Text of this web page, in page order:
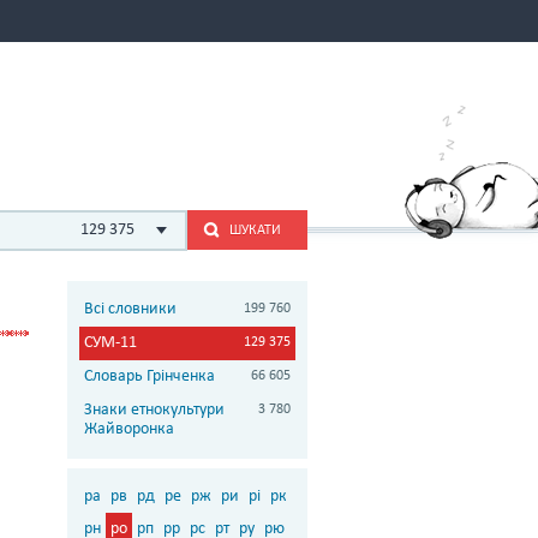
129 375 ШУКАТИ
Всі словники 199 760
СУМ-11 129 375
Словарь Грінченка 66 605
Знаки етнокультури
Жайворонка
3 780
ра рв рд ре рж ри рі рк
рн ро рп рр рс рт ру рю